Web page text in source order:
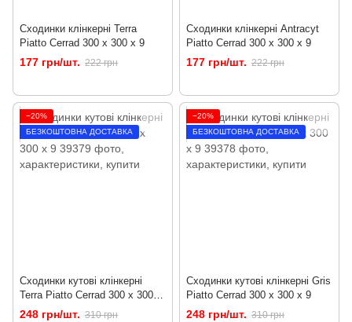
Сходинки клінкерні Terra
Piatto Cerrad 300 x 300 x 9
177 грн/шт. 222 грн
Сходинки клінкерні Antracyt
Piatto Cerrad 300 x 300 x 9
177 грн/шт. 222 грн
−20%
БЕЗКОШТОВНА ДОСТАВКА
Сходинки кутові клінкерні
Terra Piatto Cerrad 300 x 300 x
9
248 грн/шт. 310 грн
−20%
БЕЗКОШТОВНА ДОСТАВКА
Сходинки кутові клінкерні Gris
Piatto Cerrad 300 x 300 x 9
248 грн/шт. 310 грн